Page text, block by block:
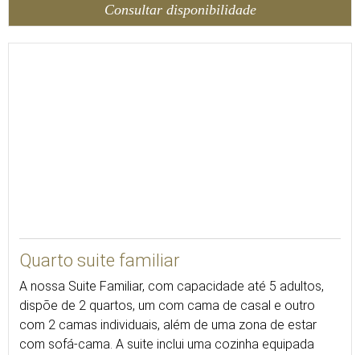
Consultar disponibilidade
Quarto suite familiar
A nossa Suite Familiar, com capacidade até 5 adultos,
dispõe de 2 quartos, um com cama de casal e outro
com 2 camas individuais, além de uma zona de estar
com sofá-cama. A suite inclui uma cozinha equipada